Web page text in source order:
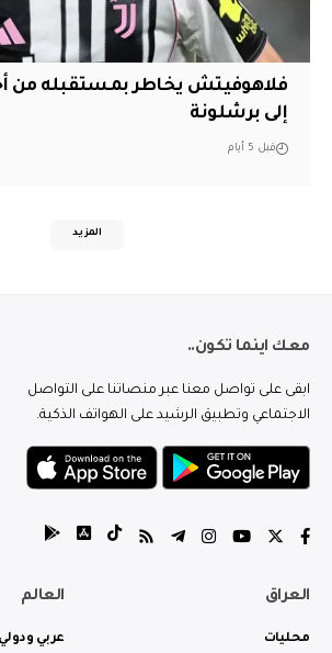
فلاهوفيتش يخاطر بمستقبله من
إلى برشلونة
قبل 5 أيام
المزيد
معك اينما تكون..
ابقى على تواصل معنا عبر منصاتنا على التواصل
الاجتماعي وتطبيق الرشيد على الهواتف الذكية.
العراق
محليات
العالم
عربي ودولي